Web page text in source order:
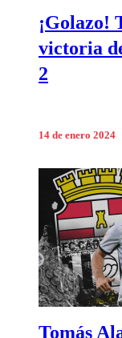
¡Golazo!
victoria
2
14 de enero 2024
Tomás